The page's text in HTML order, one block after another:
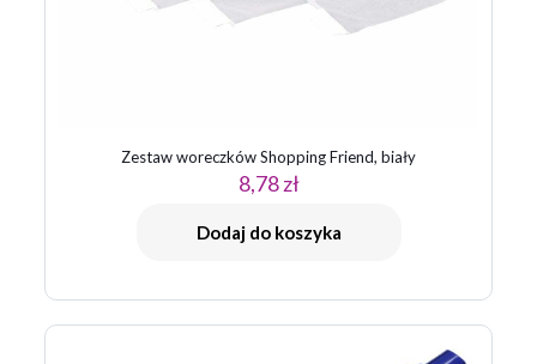
mail*
Zestaw woreczków Shopping Friend, biały
8,78zł
Dodaj do koszyka